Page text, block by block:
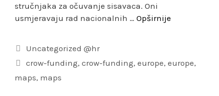
stručnjaka za očuvanje sisavaca. Oni
usmjeravaju rad nacionalnih … Opširnije
Uncategorized @hr
crow-funding,crow-funding,europe,europe,
maps, maps